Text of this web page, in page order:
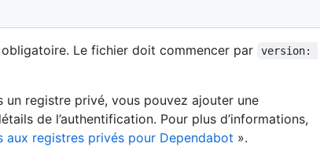
Le fichier doit commencer par
version:
un registre privé, vous pouvez ajouter une
de l’authentification. Pour plus d’informations,
aux registres privés pour Dependabot ».